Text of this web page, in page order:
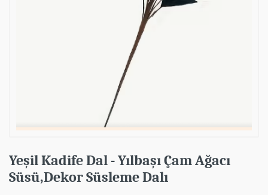
Yeşil Kadife Dal - Yılbaşı Çam Ağacı
Süsü,Dekor Süsleme Dalı